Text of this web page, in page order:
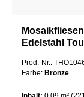
Mosaikfliesen
Edelstahl
Rosegold 3D
Gebürstet
Prod.-Nr.:
Farbe: Bronze